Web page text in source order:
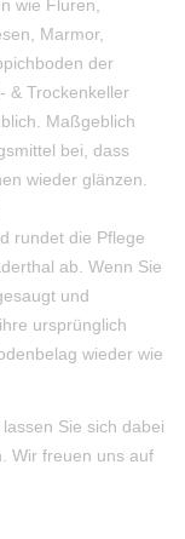
wie Fluren,
Marmor,
der
& Trockenkeller
Maßgeblich
bei, dass
wieder glänzen.
rundet die Pflege
ab. Wenn Sie
und
ursprünglich
wieder wie
Sie sich dabei
Wir freuen uns auf